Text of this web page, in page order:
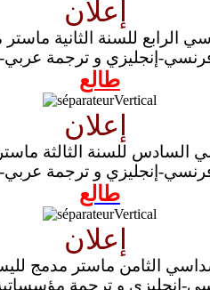
الرابع للسنة الثانية
إنجليزي و ترجمة
طالع
السادس للسنة الثالثة
إنجليزي و ترجمة
طالع
الثامن ماستر مدمج
إنجليزي و ترجمة